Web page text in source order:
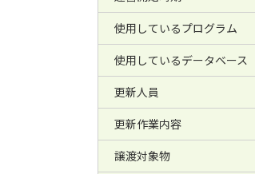
使用しているプログラム
使用しているデータベース
更新人員
更新作業内容
譲渡対象物